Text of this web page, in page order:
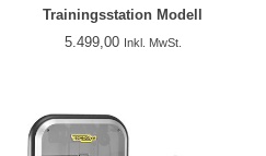
Trainingsstation Modell
2018/2019
5.499,00 Inkl. MwSt.